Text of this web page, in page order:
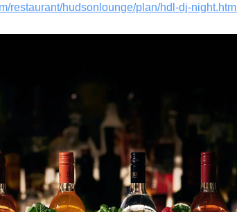
restaurant/hudsonlounge/plan/hdl-dj-night.html